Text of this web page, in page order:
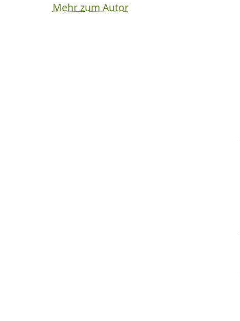
Mehr zum Autor